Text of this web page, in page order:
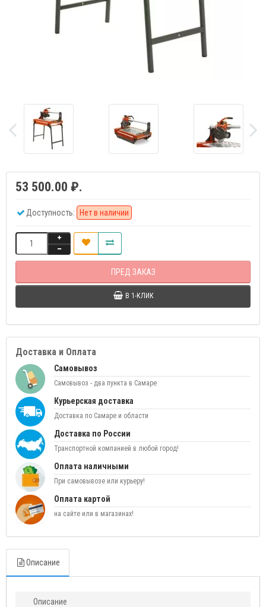
53 500.00 ₽.
Доступность: Нет в наличии
ПРЕД ЗАКАЗ
В 1-КЛИК
Доставка и Оплата
Самовывоз
Самовывоз - два пункта в Самаре
Курьерская доставка
Доставка по Самаре и области
Доставка по России
Транспортной компанией в любой город!
Оплата наличными
При самовывозе или курьеру!
Оплата картой
на сайте или в магазинах!
Описание
Описание